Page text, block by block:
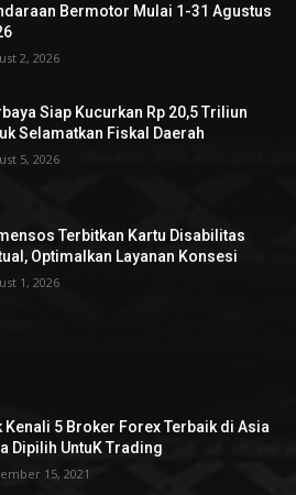
Bermotor Mulai 1-31 Agustus
2, 2026
Siap Kucurkan Rp 20,5 Triliun
Selamatkan Fiskal Daerah
5, 2026
Terbitkan Kartu Disabilitas
Optimalkan Layanan Konsesi
1, 2026
Kenali 5 Broker Forex Terbaik di Asia
Dipilih UntuK Trading
15, 2021